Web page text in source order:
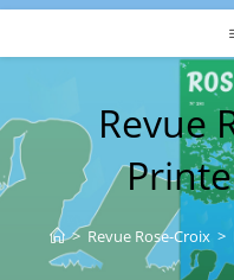
Revue
> Revue Rose-Croix >